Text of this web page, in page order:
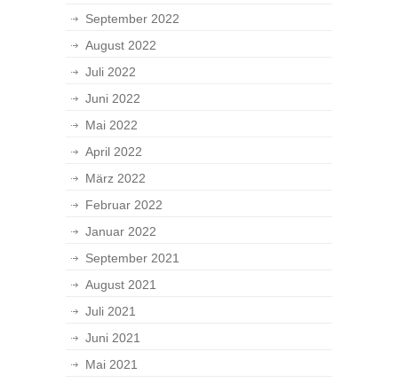
September 2022
August 2022
Juli 2022
Juni 2022
Mai 2022
April 2022
März 2022
Februar 2022
Januar 2022
September 2021
August 2021
Juli 2021
Juni 2021
Mai 2021